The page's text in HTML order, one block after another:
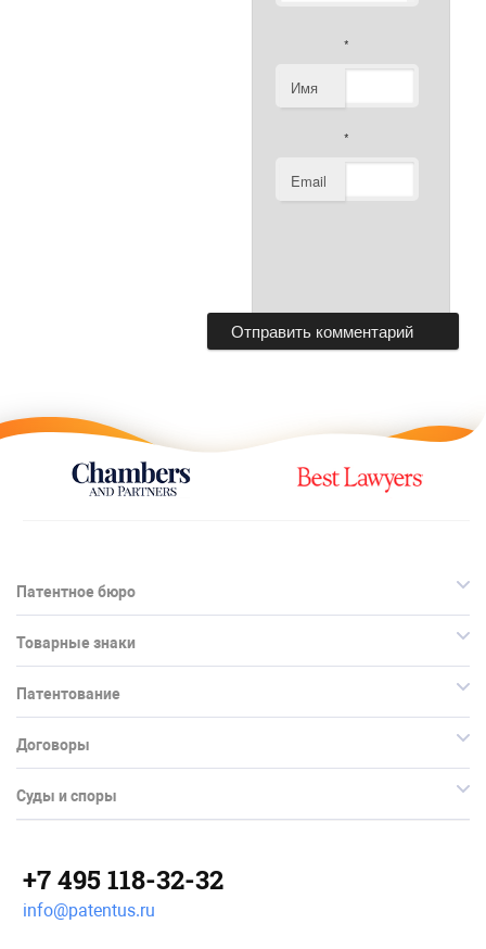
Имя
*
Email
*
Патентное бюро
Товарные знаки
Патентование
Договоры
Суды и споры
+7 495 118-32-32
info@patentus.ru